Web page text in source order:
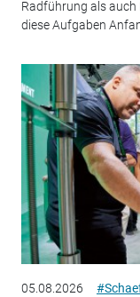
Radführung als
diese Aufgaben
05.08.2026